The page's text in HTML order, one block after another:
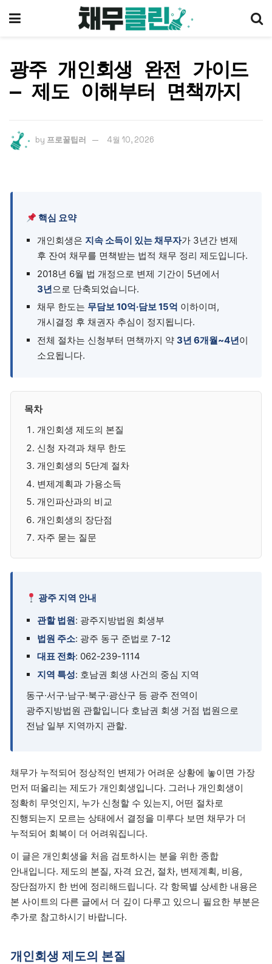
광주 개인회생 완전 가이드
— 제도 이해부터 면책까지
by 프로꿀팁러 4월 10, 2026
핵심 요약
개인회생은 지속 소득이 있는 채무자가 3년간 변제
후 잔여 채무를 면책받는 법적 채무 정리 제도입니다.
2018년 6월 법 개정으로 변제 기간이 5년에서
3년으로 단축되었습니다.
채무 한도는 무담보 10억·담보 15억 이하이며,
개시결정 후 채권자 추심이 정지됩니다.
전체 절차는 신청부터 면책까지 약 3년 6개월~4년이
소요됩니다.
목차
개인회생 제도의 본질
신청 자격과 채무 한도
개인회생의 5단계 절차
변제계획과 가용소득
개인파산과의 비교
개인회생의 장단점
자주 묻는 질문
광주 지역 안내
관할 법원: 광주지방법원 회생부
법원 주소: 광주 동구 준법로 7-12
대표 전화: 062-239-1114
지역 특성: 호남권 회생 사건의 중심 지역
동구·서구·남구·북구·광산구 등 광주 전역이
광주지방법원 관할입니다 호남권 회생 거점 법원으로
전남 일부 지역까지 관할.
채무가 누적되어 정상적인 변제가 어려운 상황에 놓이면 가장
먼저 떠올리는 제도가 개인회생입니다. 그러나 개인회생이
정확히 무엇인지, 누가 신청할 수 있는지, 어떤 절차로
진행되는지 모르는 상태에서 결정을 미루다 보면 채무가 더
누적되어 회복이 더 어려워집니다.
이 글은 개인회생을 처음 검토하시는 분을 위한 종합
안내입니다. 제도의 본질, 자격 요건, 절차, 변제계획, 비용,
장단점까지 한 번에 정리해드립니다. 각 항목별 상세한 내용은
본 사이트의 다른 글에서 더 깊이 다루고 있으니 필요한 부분은
추가로 참고하시기 바랍니다.
개인회생 제도의 본질